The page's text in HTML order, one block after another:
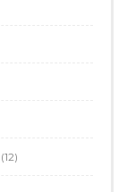
1212